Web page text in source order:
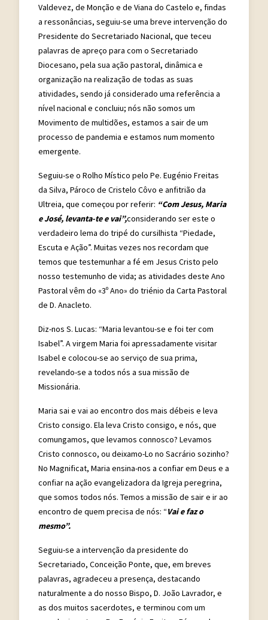
Valdevez, de Monção e de Viana do Castelo e, findas
a ressonâncias, seguiu-se uma breve intervenção do
Presidente do Secretariado Nacional, que teceu
palavras de apreço para com o Secretariado
Diocesano, pela sua ação pastoral, dinâmica e
organização na realização de todas as suas
atividades, sendo já considerado uma referência a
nível nacional e concluiu; nós não somos um
Movimento de multidões, estamos a sair de um
processo de pandemia e estamos num momento
emergente.
Seguiu-se o Rolho Místico pelo Pe. Eugénio Freitas
da Silva, Pároco de Cristelo Côvo e anfitrião da
Ultreia, que começou por referir: “Com Jesus, Maria
e José, levanta-te e vai”,considerando ser este o
verdadeiro lema do tripé do cursilhista “Piedade,
Escuta e Ação”. Muitas vezes nos recordam que
temos que testemunhar a fé em Jesus Cristo pelo
nosso testemunho de vida; as atividades deste Ano
Pastoral vêm do «3º Ano» do triénio da Carta Pastoral
de D. Anacleto.
Diz-nos S. Lucas: “Maria levantou-se e foi ter com
Isabel”. A virgem Maria foi apressadamente visitar
Isabel e colocou-se ao serviço de sua prima,
revelando-se a todos nós a sua missão de
Missionária.
Maria sai e vai ao encontro dos mais débeis e leva
Cristo consigo. Ela leva Cristo consigo, e nós, que
comungamos, que levamos connosco? Levamos
Cristo connosco, ou deixamo-Lo no Sacrário sozinho?
No Magnificat, Maria ensina-nos a confiar em Deus e a
confiar na ação evangelizadora da Igreja peregrina,
que somos todos nós. Temos a missão de sair e ir ao
encontro de quem precisa de nós: “Vai e faz o
mesmo”.
Seguiu-se a intervenção da presidente do
Secretariado, Conceição Ponte, que, em breves
palavras, agradeceu a presença, destacando
naturalmente a do nosso Bispo, D. João Lavrador, e
as dos muitos sacerdotes, e terminou com um